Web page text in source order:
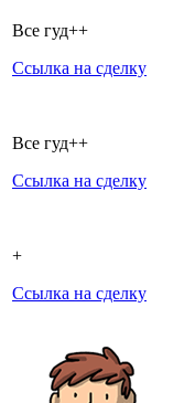
Все гуд++
Ссылка на сделку
Все гуд++
Ссылка на сделку
+
Ссылка на сделку